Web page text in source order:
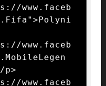
www.faceb
www.faceb
p>
www.faceb